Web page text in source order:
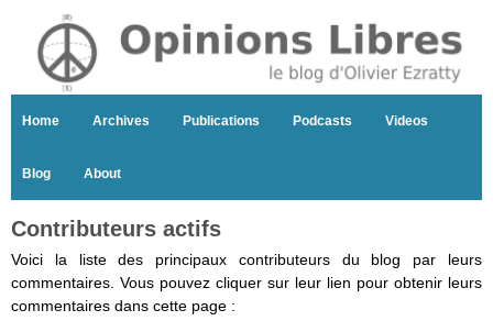
Home Archives Publications Podcasts Videos
Blog About
Contributeurs actifs
Voici la liste des principaux contributeurs du blog par leurs
commentaires. Vous pouvez cliquer sur leur lien pour obtenir leurs
commentaires dans cette page :